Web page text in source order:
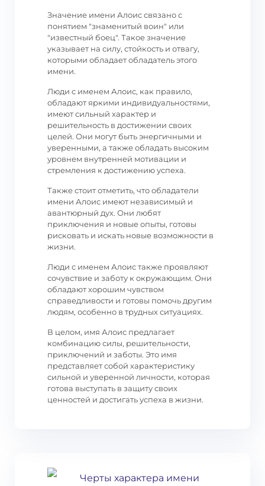
Значение имени Алоис связано с
понятием "знаменитый воин" или
"известный боец". Такое значение
указывает на силу, стойкость и отвагу,
которыми обладает обладатель этого
имени.
Люди с именем Алоис, как правило,
обладают яркими индивидуальностями,
имеют сильный характер и
решительность в достижении своих
целей. Они могут быть энергичными и
уверенными, а также обладать высоким
уровнем внутренней мотивации и
стремления к достижению успеха.
Также стоит отметить, что обладатели
имени Алоис имеют независимый и
авантюрный дух. Они любят
приключения и новые опыты, готовы
рисковать и искать новые возможности в
жизни.
Люди с именем Алоис также проявляют
сочувствие и заботу к окружающим. Они
обладают хорошим чувством
справедливости и готовы помочь другим
людям, особенно в трудных ситуациях.
В целом, имя Алоис предлагает
комбинацию силы, решительности,
приключений и заботы. Это имя
представляет собой характеристику
сильной и уверенной личности, которая
готова выступать в защиту своих
ценностей и достигать успеха в жизни.
Черты характера имени